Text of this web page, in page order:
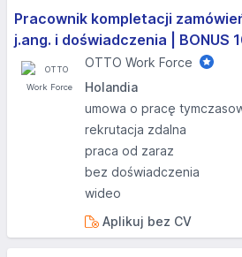
Pracownik kompletacji
j.ang. i doświadczenia | BONUS
OTTO Work Force
Holandia
umowa o pracę
rekrutacja zdalna
praca od zaraz
bez doświadczenia
wideo
Aplikuj bez CV